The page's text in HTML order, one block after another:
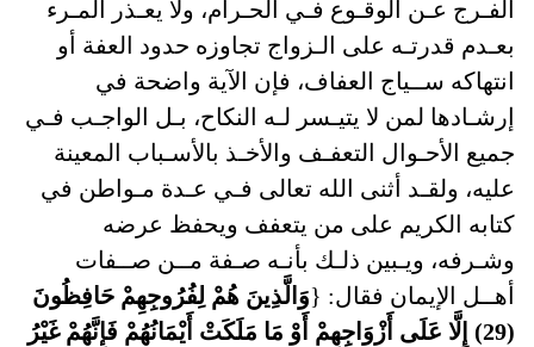
الفـرج عـن الوقـوع فـي الحـرام، ولا يعـذر المـرء
بعـدم قدرتـه على الـزواج تجاوزه حدود العفة أو
انتهاكه ســياج العفاف، فإن الآية واضحة في
إرشـادها لمن لا يتيـسر لـه النكاح، بـل الواجـب فـي
جميع الأحـوال التعفـف والأخـذ بالأسـباب المعينة
عليه، ولقـد أثنى الله تعالى فـي عـدة مـواطن في
كتابه الكريم على من يتعفف ويحفظ عرضه
وشـرفه، ويـبين ذلـك بأنـه صـفة مــن صــفات
أهــل الإيمان فقال: {وَالَّذِينَ هُمْ لِفُرُوجِهِمْ حَافِظُونَ
(29) إِلَّا عَلَى أَزْوَاجِهِمْ أَوْ مَا مَلَكَتْ أَيْمَانُهُمْ فَإِنَّهُمْ غَيْرُ